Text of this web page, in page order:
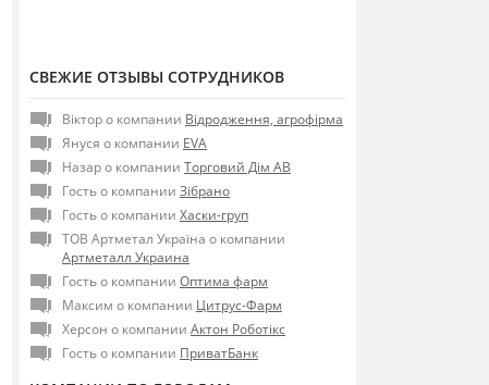
СВЕЖИЕ ОТЗЫВЫ СОТРУДНИКОВ
Віктор о компании Відродження, агрофірма
Януся о компании EVA
Назар о компании Торговий Дім АВ
Гость о компании Зібрано
Гость о компании Хаски-груп
ТОВ Артметал Україна о компании
Артметалл Украина
Гость о компании Оптима фарм
Максим о компании Цитрус-Фарм
Херсон о компании Актон Роботікс
Гость о компании ПриватБанк